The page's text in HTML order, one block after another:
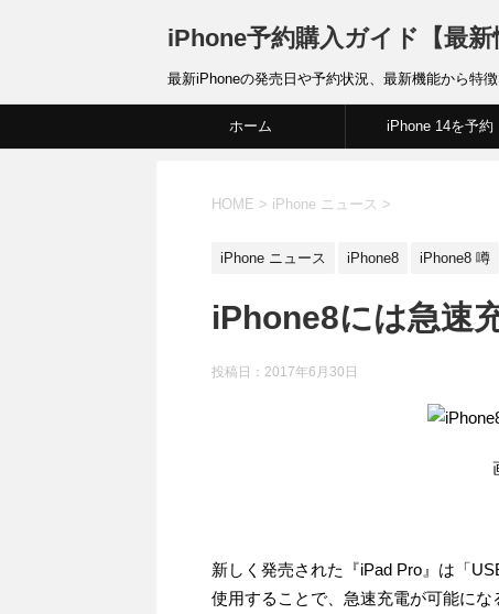
iPhone予約購入ガイド【最新
最新iPhoneの発売日や予約状況、最新機能から特
ホーム iPhone 14を予約
HOME > iPhone ニュース >
iPhone ニュース iPhone8 iPhone8 噂
iPhone8には急速
投稿日： 2017年6月30日
新しく発売された『iPad Pro』は「
使用することで、急速充電が可能に